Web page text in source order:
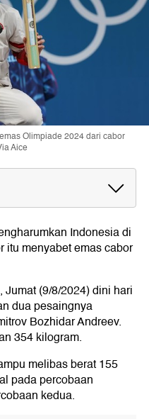
Olimpiade 2024 dari cabor
Aice
Indonesia di
itu menyabet emas cabor
(9/8/2024) dini hari
dua pesaingnya
Bozhidar Andreev.
354 kilogram.
melibas berat 155
pada percobaan
kedua.